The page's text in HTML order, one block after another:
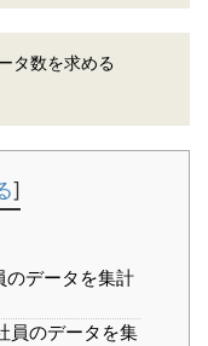
タ数を求める
]
データを集計
員のデータを集